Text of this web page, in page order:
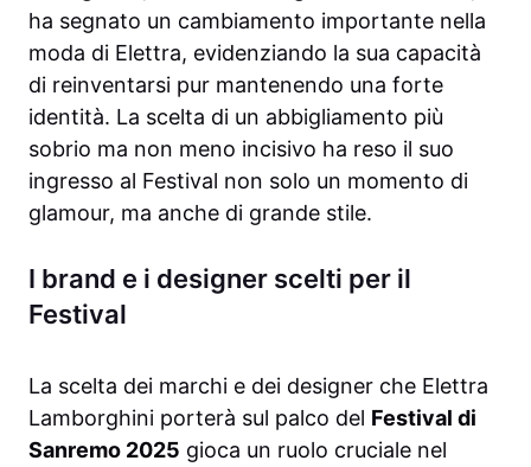
ha segnato un cambiamento importante nella
moda di Elettra, evidenziando la sua capacità
di reinventarsi pur mantenendo una forte
identità. La scelta di un abbigliamento più
sobrio ma non meno incisivo ha reso il suo
ingresso al Festival non solo un momento di
glamour, ma anche di grande stile.
I brand e i designer scelti per il
Festival
La scelta dei marchi e dei designer che Elettra
Lamborghini porterà sul palco del Festival di
Sanremo 2025 gioca un ruolo cruciale nel